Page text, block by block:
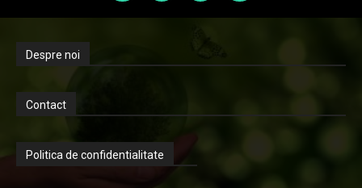
Despre noi
Contact
Politica de confidentialitate